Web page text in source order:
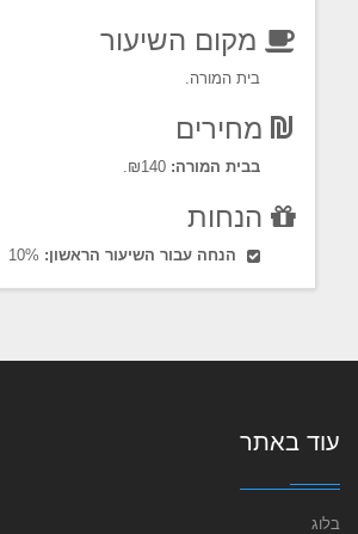
מקום השיעור
בית המורה.
מחירים
בבית המורה:
הנחות
הנחה עבור השיעור הראשון:
עוד באתר
בלוג